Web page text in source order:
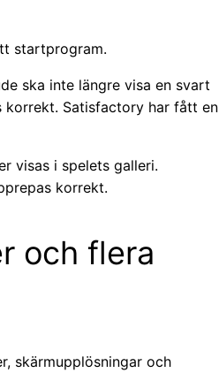
startprogram.
ska inte längre visa en svart
korrekt. Satisfactory har fått en
visas i spelets galleri.
korrekt.
och flera
skärmupplösningar och